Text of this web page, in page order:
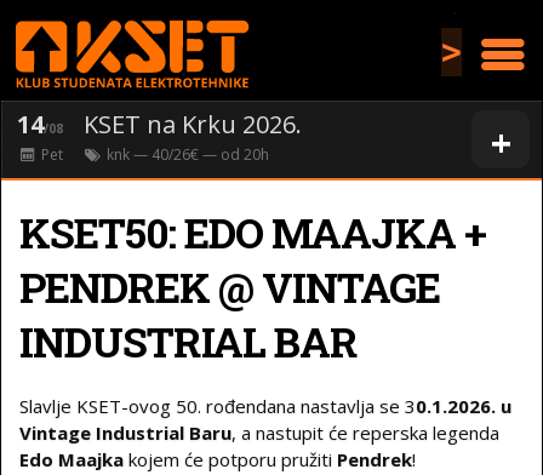
>
+
14/08 KSET na Krku 2026.
Pet knk— 40/26€ — od 20h
KSET50: EDO MAAJKA +
PENDREK @ VINTAGE
INDUSTRIAL BAR
Slavlje KSET-ovog 50. rođendana nastavlja se 30.1.2026. u
Vintage Industrial Baru, a nastupit će reperska legenda
Edo Maajka kojem će potporu pružiti Pendrek!